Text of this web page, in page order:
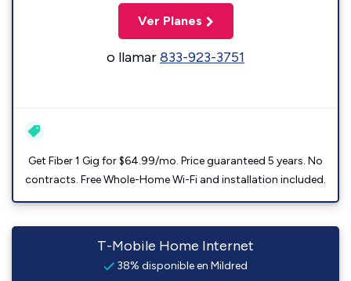
Ver Planes
o llamar833-923-3751
Get Fiber 1 Gig for $64.99/mo. Price guaranteed 5 years. No
contracts. Free Whole-Home Wi-Fi and installation included.
T-Mobile Home Internet
38% disponible en Mildred